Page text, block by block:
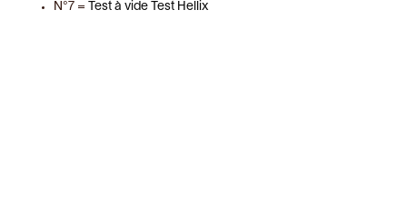
N°7 = Test à vide Test Hellix